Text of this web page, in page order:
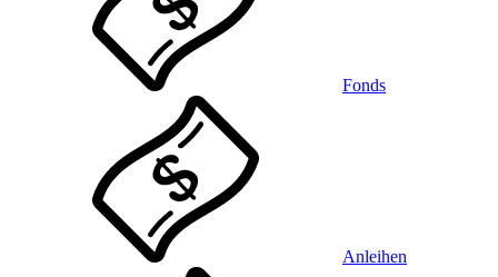
Fonds
Anleihen